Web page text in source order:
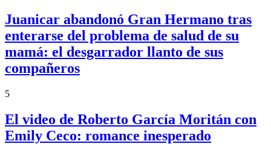
Juanicar abandonó Gran Hermano tras
enterarse del problema de salud de su
mamá: el desgarrador llanto de sus
compañeros
5
El video de Roberto García Moritán con
Emily Ceco: romance inesperado